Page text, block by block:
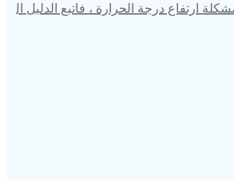
ارتفاع درجة الحرارة ، فاتبع الدليل ال